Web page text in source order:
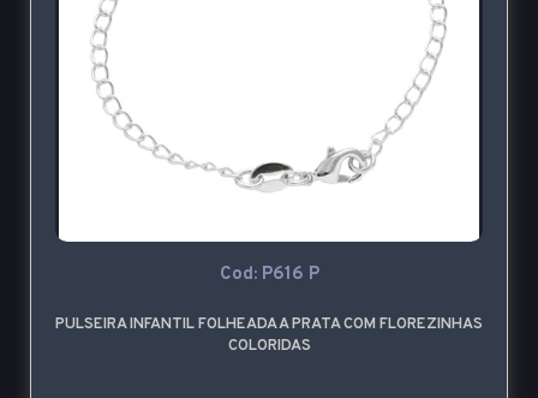
Cod: P616 P
PULSEIRA INFANTIL FOLHEADA A PRATA COM FLOREZINHAS
COLORIDAS